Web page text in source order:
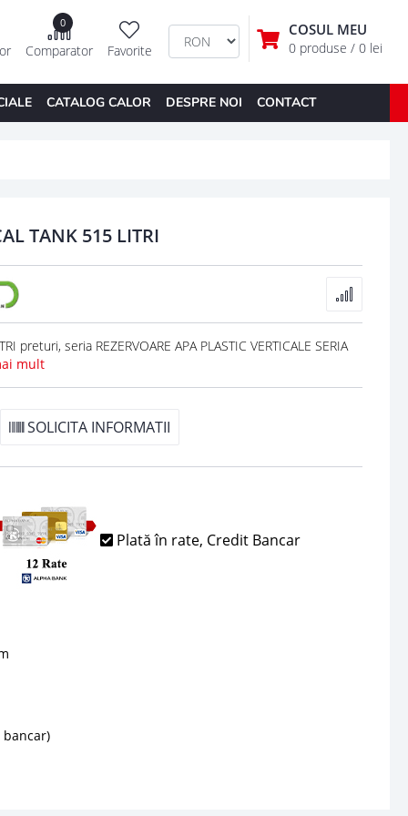
COSUL MEU
0 produse / 0 lei
Favorite
0
Comparator
CATALOG CALOR DESPRE NOI CONTACT
TANK 515 LITRI
preturi, seria REZERVOARE APA PLASTIC VERTICALE SERIA
mult
SOLICITA INFORMATII
Plată în rate, Credit Bancar